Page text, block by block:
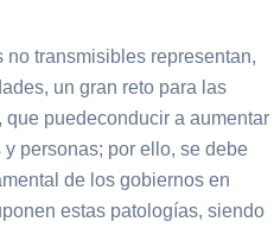
transmisibles representan,
un gran reto para las
puedeconducir a aumentar
personas; por ello, se debe
de los gobiernos en
estas patologías, siendo